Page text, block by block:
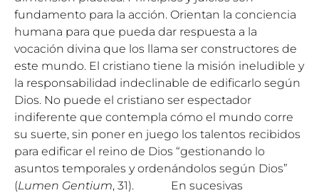
fundamento para la acción. Orientan la conciencia
humana para que pueda dar respuesta a la
vocación divina que los llama ser constructores de
este mundo. El cristiano tiene la misión ineludible y
la responsabilidad indeclinable de edificarlo según
Dios. No puede el cristiano ser espectador
indiferente que contempla cómo el mundo corre
su suerte, sin poner en juego los talentos recibidos
para edificar el reino de Dios “gestionando lo
asuntos temporales y ordenándolos según Dios”
(Lumen Gentium, 31). En sucesivas